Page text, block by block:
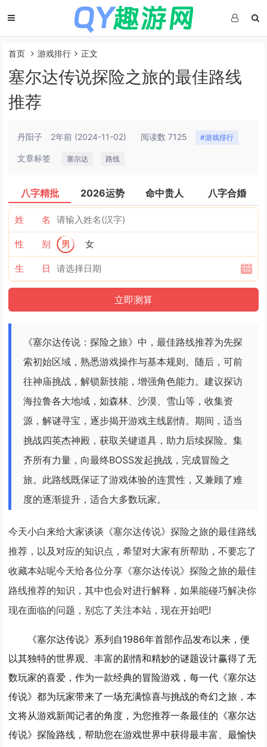
首页 游戏排行 正文
塞尔达传说探险之旅的最佳路线
推荐
丹阳子 2年前 (2024-11-02) 阅读数 7125 #游戏排行
文章标签 塞尔达 路线
八字精批 2026运势 命中贵人 八字合婚
姓 名
性 别 男 女
生 日
《塞尔达传说：探险之旅》中，最佳路线推荐为先探
索初始区域，熟悉游戏操作与基本规则。随后，可前
往神庙挑战，解锁新技能，增强角色能力。建议探访
海拉鲁各大地域，如森林、沙漠、雪山等，收集资
源，解谜寻宝，逐步揭开游戏主线剧情。期间，适当
挑战四英杰神殿，获取关键道具，助力后续探险。集
齐所有力量，向最终BOSS发起挑战，完成冒险之
旅。此路线既保证了游戏体验的连贯性，又兼顾了难
度的逐渐提升，适合大多数玩家。
今天小白来给大家谈谈《塞尔达传说》探险之旅的最佳路线
推荐，以及对应的知识点，希望对大家有所帮助，不要忘了
收藏本站呢今天给各位分享《塞尔达传说》探险之旅的最佳
路线推荐的知识，其中也会对进行解释，如果能碰巧解决你
现在面临的问题，别忘了关注本站，现在开始吧!
《塞尔达传说》系列自1986年首部作品发布以来，便
以其独特的世界观、丰富的剧情和精妙的谜题设计赢得了无
数玩家的喜爱，作为一款经典的冒险游戏，每一代《塞尔达
传说》都为玩家带来了一场充满惊喜与挑战的奇幻之旅，本
文将从游戏新闻记者的角度，为您推荐一条最佳的《塞尔达
传说》探险路线，帮助您在游戏世界中获得最丰富、最愉快